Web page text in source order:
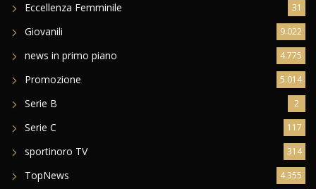
Eccellenza Femminile 31
Giovanili 9.022
news in primo piano 4.775
Promozione 5.014
Serie B 2
Serie C 117
sportinoro TV 314
TopNews 4.355